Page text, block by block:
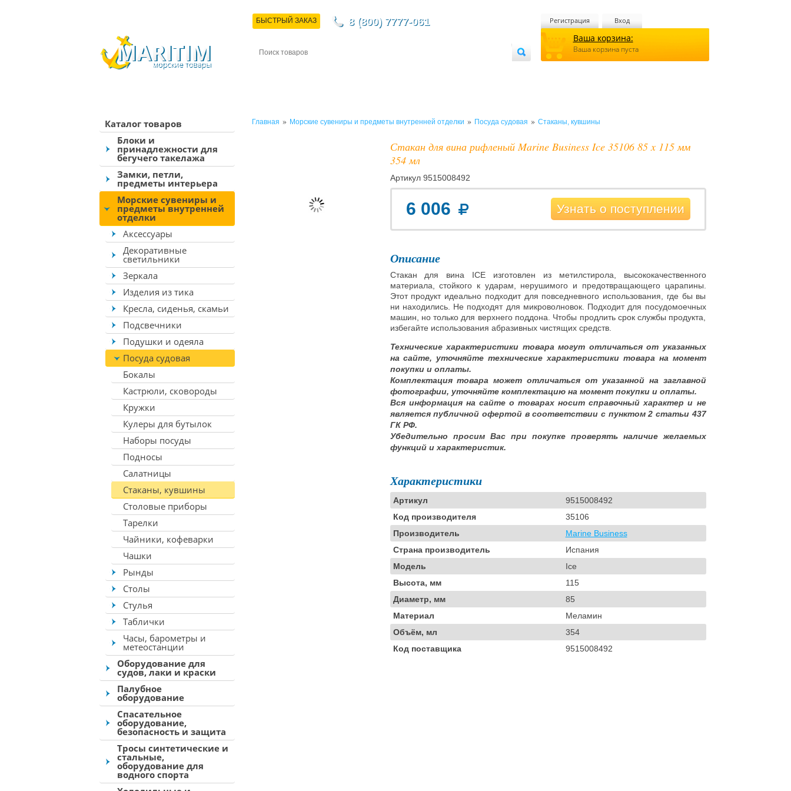
Регистрация Вход
Ваша корзина:
Ваша корзина пуста
БЫСТРЫЙ ЗАКАЗ 8 (800) 7777-061
Каталог товаров
Блоки и
принадлежности для
бегучего такелажа
Замки, петли,
предметы интерьера
Морские сувениры и
предметы внутренней
отделки
Аксессуары
Декоративные
светильники
Зеркала
Изделия из тика
Кресла, сиденья, скамьи
Подсвечники
Подушки и одеяла
Посуда судовая
Бокалы
Кастрюли, сковороды
Кружки
Кулеры для бутылок
Наборы посуды
Подносы
Салатницы
Стаканы, кувшины
Столовые приборы
Тарелки
Чайники, кофеварки
Чашки
Рынды
Столы
Стулья
Таблички
Часы, барометры и
метеостанции
Оборудование для
судов, лаки и краски
Палубное
оборудование
Спасательное
оборудование,
безопасность и защита
Тросы синтетические и
стальные,
оборудование для
водного спорта
Главная » Морские сувениры и предметы внутренней отделки » Посуда судовая » Стаканы, кувшины
Стакан для вина рифленый Marine Business Ice 35106 85 x 115 мм
354 мл
Артикул 9515008492
6 006 Узнать о поступлении
Описание
Стакан для вина ICE изготовлен из метилстирола, высококачественного
материала, стойкого к ударам, нерушимого и предотвращающего царапины.
Этот продукт идеально подходит для повседневного использования, где бы вы
ни находились. Не подходят для микроволновок. Подходит для посудомоечных
машин, но только для верхнего поддона. Чтобы продлить срок службы продукта,
избегайте использования абразивных чистящих средств.
Технические характеристики товара могут отличаться от указанных
на сайте, уточняйте технические характеристики товара на момент
покупки и оплаты.
Комплектация товара может отличаться от указанной на заглавной
фотографии, уточняйте комплектацию на момент покупки и оплаты.
Вся информация на сайте о товарах носит справочный характер и не
является публичной офертой в соответствии с пунктом 2 статьи 437
ГК РФ.
Убедительно просим Вас при покупке проверять наличие желаемых
функций и характеристик.
Характеристики
Артикул
9515008492
Код производителя
35106
Производитель
Marine Business
Страна производитель
Испания
Модель
Ice
Высота, мм
115
Диаметр, мм
85
Материал
Меламин
Объём, мл
354
Код поставщика
9515008492